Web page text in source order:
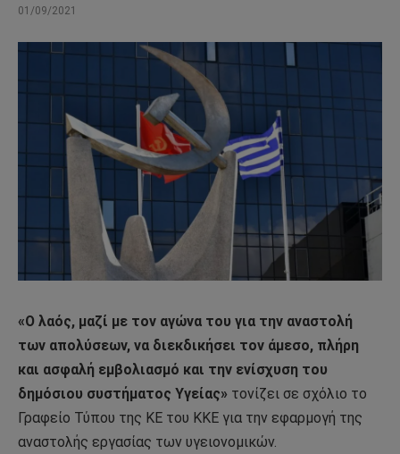
01/09/2021
«Ο λαός, μαζί με τον αγώνα του για την αναστολή
των απολύσεων, να διεκδικήσει τον άμεσο, πλήρη
και ασφαλή εμβολιασμό και την ενίσχυση του
δημόσιου συστήματος Υγείας» τονίζει σε σχόλιο το
Γραφείο Τύπου της ΚΕ του ΚΚΕ για την εφαρμογή της
αναστολής εργασίας των υγειονομικών.